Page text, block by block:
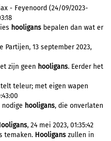
- Feyenoord (24/09/2023-
hooligans bepalen dan wat er
Partijen, 13 september 2023,
zijn geen hooligans. Eerder het
teleur; met eigen wapen
hooligans, die onverlaten
, 24 mei 2023, 01:35:42
temaken. Hooligans zullen in